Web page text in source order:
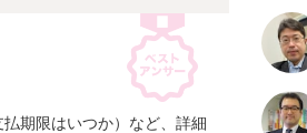
期限はいつか）など、詳細